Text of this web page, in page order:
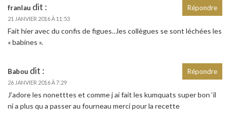
franlau dit :
21 JANVIER 2016 À 11:53
Fait hier avec du confis de figues…les collègues se sont léchées les
« babines ».
Répondre
Babou dit :
26 JANVIER 2016 À 7:29
J’adore les nonetttes et comme j ai fait les kumquats super bon ‘il
ni a plus qu a passer au fourneau merci pour la recette
Répondre